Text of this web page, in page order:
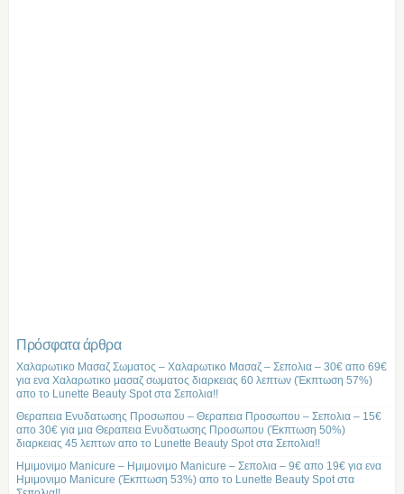
Πρόσφατα άρθρα
Χαλαρωτικο Μασαζ Σωματος – Χαλαρωτικο Μασαζ – Σεπολια – 30€ απο 69€
για ενα Χαλαρωτικο μασαζ σωματος διαρκειας 60 λεπτων (Έκπτωση 57%)
απο το Lunette Beauty Spot στα Σεπολια!!
Θεραπεια Ενυδατωσης Προσωπου – Θεραπεια Προσωπου – Σεπολια – 15€
απο 30€ για μια Θεραπεια Ενυδατωσης Προσωπου (Έκπτωση 50%)
διαρκειας 45 λεπτων απο το Lunette Beauty Spot στα Σεπολια!!
Ημιμονιμο Manicure – Ημιμονιμο Manicure – Σεπολια – 9€ απο 19€ για ενα
Ημιμονιμο Manicure (Έκπτωση 53%) απο το Lunette Beauty Spot στα